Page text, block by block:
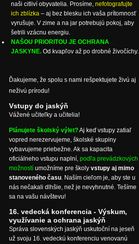
naši citliví obyvatelia. Prosíme, nefotografujte
ich zblízka – aj bez blesku ich vaša prítomnosť
vyrušuje. V zime a na jar potrebujú pokoj, aby
šetrili vzácnu energiu.
NAŠOU PRIORITOU JE OCHRANA
JASKYNE. Od kvapľov až po drobné živočíchy.
Ďakujeme, že spolu s nami rešpektujete živú aj
neživú prírodu!
Vstupy do jaskýň
Vážené učiteľky a učitelia!
Plánujete školský výlet?Aj keď vstupy zatiaľ
vopred nerezervujeme, školské skupiny
vybavujeme priebežne. Ak sa kapacita
oficiálneho vstupu naplní, podľa prevádzkových
možností umožníme pre školy vstupy aj mimo
stanoveného času. Naším cieľom je, aby ste u
nás nečakali dlhšie, než je nevyhnutné. Tešíme
sa na vašu návštevu!
16. vedecká konferencia - Výskum,
využívanie a ochrana jaskýň
Správa slovenských jaskýň uskutoční na jeseň
už svoju 16. vedeckú konferenciu venovanú